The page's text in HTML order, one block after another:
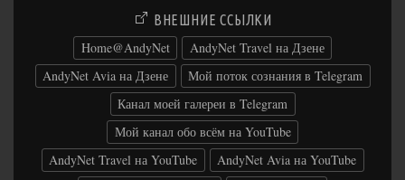
ВНЕШНИЕ ССЫЛКИ
Home@AndyNet
AndyNet Travel на Дзене
AndyNet Avia на Дзене
Мой поток сознания в Telegram
Канал моей галереи в Telegram
Мой канал обо всём на YouTube
AndyNet Travel на YouTube
AndyNet Avia на YouTube